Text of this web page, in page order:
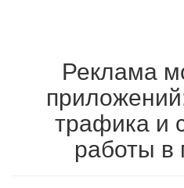
Реклама
трафика и
работы